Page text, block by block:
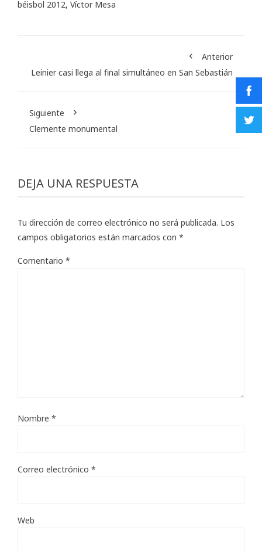
béisbol 2012, Víctor Mesa
Anterior
Leinier casi llega al final simultáneo en San Sebastián
Siguiente
Clemente monumental
DEJA UNA RESPUESTA
Tu dirección de correo electrónico no será publicada. Los
campos obligatorios están marcados con *
Comentario *
Nombre *
Correo electrónico *
Web